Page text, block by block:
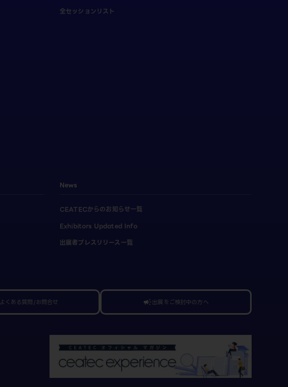
全セッションリスト
News
CEATECからのお知らせ一覧
Exhibitors Updated Info
出展者プレスリリース一覧
よくある質問/お問合せ campaign出展をご検討中の方へ